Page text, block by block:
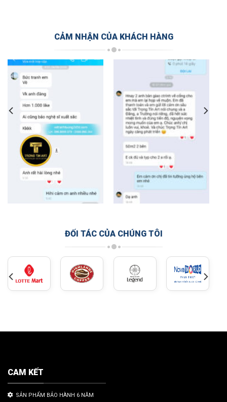
CẢM NHẬN CỦA KHÁCH HÀNG
ĐỐI TÁC CỦA CHÚNG TÔI
CAM KẾT
SẢN PHẨM BẢO HÀNH 6 NĂM